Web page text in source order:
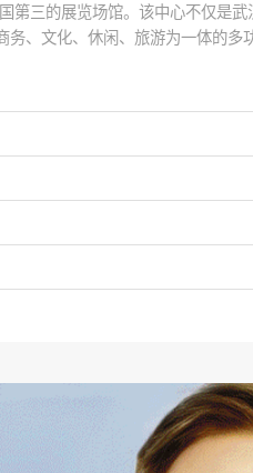
三的展览场馆。该中心不仅是
、文化、休闲、旅游为一体的多